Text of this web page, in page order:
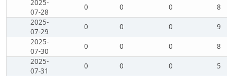
2025-
07-28
0 0 0
8
2025-
07-29
0 0 0
9
2025-
07-30
0 0 0
8
2025-
07-31
0 0 0
5